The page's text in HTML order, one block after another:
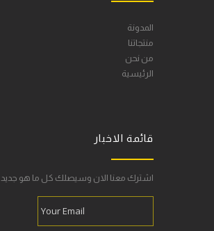
المدونة
منتجاتنا
من نحن
الرئيسية
قائمة الاخبار
اشترك معنا الان وسيصلك كل ما هو جديد